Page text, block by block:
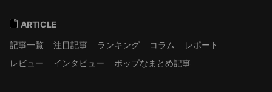
ARTICLE
記事一覧
注目記事 ランキング コラム
レポート
レビュー
インタビュー ポップなまとめ記事